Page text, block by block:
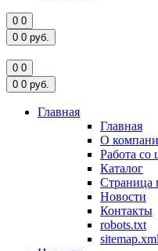
0 0
0 0 руб.
0 0
0 0 руб.
Главная
Главная
О
Работа со
Каталог
Страница
Новости
Контакты
robots.txt
sitemap.xml